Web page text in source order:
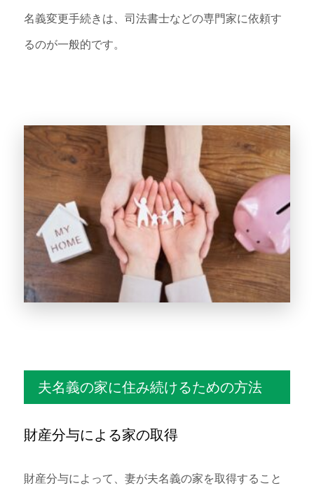
名義変更手続きは、司法書士などの専門家に依頼す
るのが一般的です。
夫名義の家に住み続けるための方法
財産分与による家の取得
財産分与によって、妻が夫名義の家を取得すること